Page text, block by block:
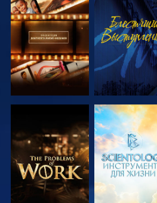
СМОТРЕТЬ
ПЕРЕДАЧИ
СМОТРЕТЬ
СМОТРЕТЬ
ПЕРЕДАЧИ
СМОТРЕТЬ
ПЕРЕДАЧИ